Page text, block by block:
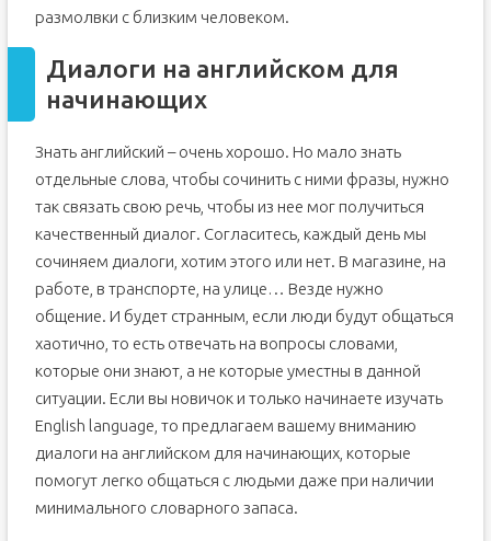
размолвки с близким человеком.
Диалоги на английском для
начинающих
Знать английский – очень хорошо. Но мало знать
отдельные слова, чтобы сочинить с ними фразы, нужно
так связать свою речь, чтобы из нее мог получиться
качественный диалог. Согласитесь, каждый день мы
сочиняем диалоги, хотим этого или нет. В магазине, на
работе, в транспорте, на улице… Везде нужно
общение. И будет странным, если люди будут общаться
хаотично, то есть отвечать на вопросы словами,
которые они знают, а не которые уместны в данной
ситуации. Если вы новичок и только начинаете изучать
English language, то предлагаем вашему вниманию
диалоги на английском для начинающих, которые
помогут легко общаться с людьми даже при наличии
минимального словарного запаса.